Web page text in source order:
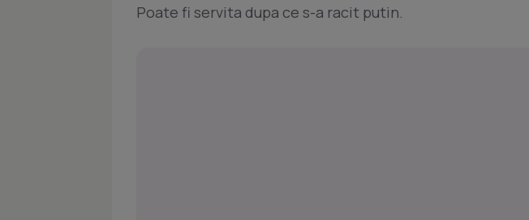
Poate fi servita dupa ce s-a racit putin.